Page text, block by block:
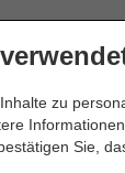
zu
Sie,
Krapp
28 08